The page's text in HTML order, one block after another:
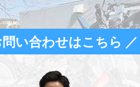
問い合わせはこちら ／